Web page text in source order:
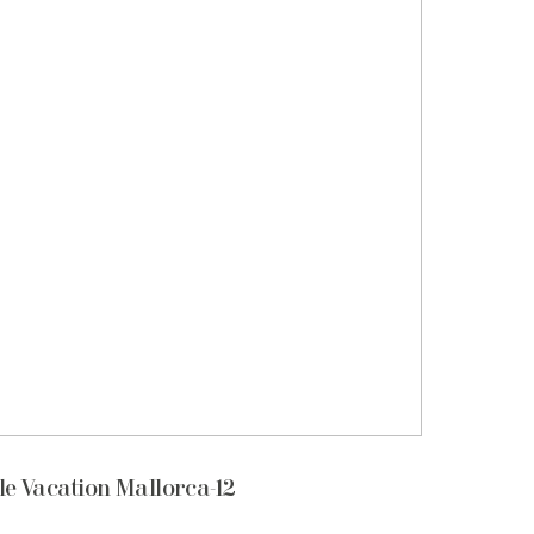
Vacation Mallorca-12